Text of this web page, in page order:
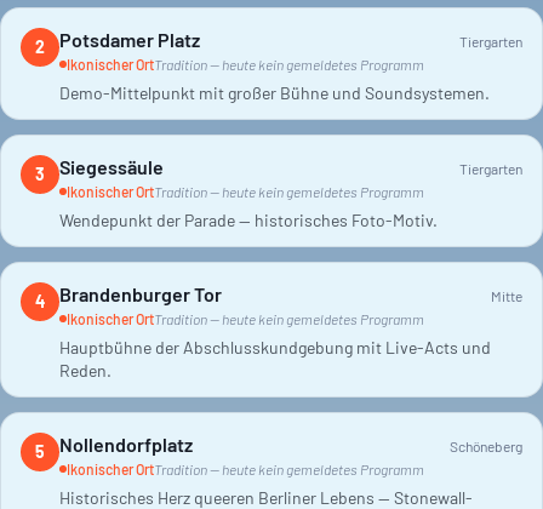
2 Potsdamer Platz
Tiergarten
Ikonischer OrtTradition — heute kein gemeldetes Programm
Demo-Mittelpunkt mit großer Bühne und Soundsystemen.
3 Siegessäule
Tiergarten
Ikonischer OrtTradition — heute kein gemeldetes Programm
Wendepunkt der Parade — historisches Foto-Motiv.
4 Brandenburger Tor
Mitte
Ikonischer OrtTradition — heute kein gemeldetes Programm
Hauptbühne der Abschlusskundgebung mit Live-Acts und
Reden.
5 Nollendorfplatz
Schöneberg
Ikonischer OrtTradition — heute kein gemeldetes Programm
Historisches Herz queeren Berliner Lebens — Stonewall-